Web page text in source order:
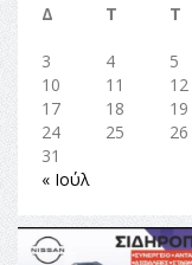
Δ
Τ Τ
3
4 5
10
11 12
17
18 19
24
25 26
31
« Ιούλ